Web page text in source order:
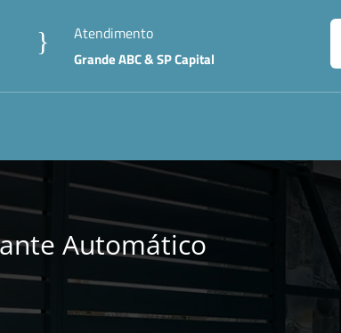
} Atendimento
Grande ABC & SP Capital
Automático